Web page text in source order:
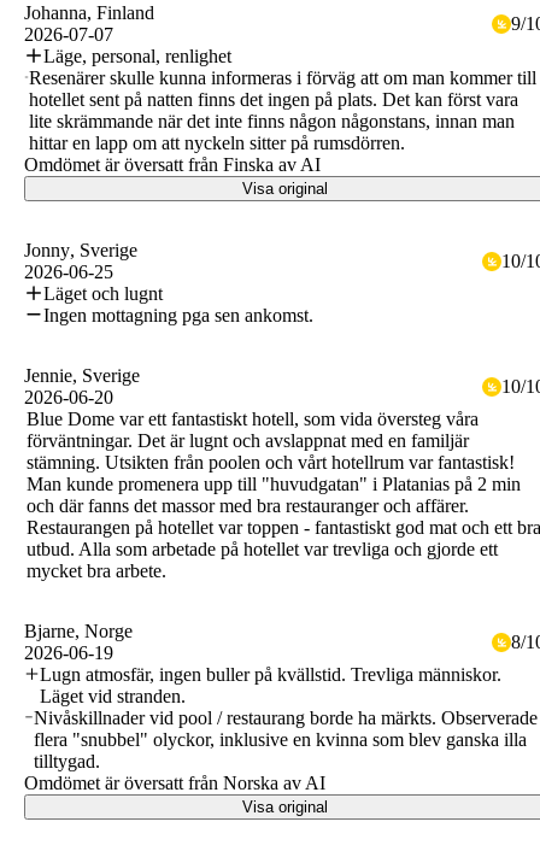
Johanna, Finland
2026-07-07
9/
Läge, personal, renlighet
Resenärer skulle kunna informeras i förväg att om man kommer till
hotellet sent på natten finns det ingen på plats. Det kan först vara
lite skrämmande när det inte finns någon någonstans, innan man
hittar en lapp om att nyckeln sitter på rumsdörren.
Omdömet är översatt från Finska av AI
Visa original
Jonny, Sverige
2026-06-25
10/
Läget och lugnt
Ingen mottagning pga sen ankomst.
Jennie, Sverige
2026-06-20
10/
Blue Dome var ett fantastiskt hotell, som vida översteg våra
förväntningar. Det är lugnt och avslappnat med en familjär
stämning. Utsikten från poolen och vårt hotellrum var fantastisk!
Man kunde promenera upp till "huvudgatan" i Platanias på 2 min
och där fanns det massor med bra restauranger och affärer.
Restaurangen på hotellet var toppen - fantastiskt god mat och ett
utbud. Alla som arbetade på hotellet var trevliga och gjorde ett
mycket bra arbete.
Bjarne, Norge
2026-06-19
8/
Lugn atmosfär, ingen buller på kvällstid. Trevliga människor.
Läget vid stranden.
Nivåskillnader vid pool / restaurang borde ha märkts. Observerade
flera "snubbel" olyckor, inklusive en kvinna som blev ganska illa
tilltygad.
Omdömet är översatt från Norska av AI
Visa original